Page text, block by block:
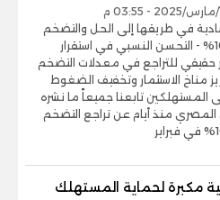
في طريقها إلى الحل والتضخم
ينخفض إلى 10% - التحسن النسبي في استقرار
حقيقي للتراجع في معدلات التضخم
مناخ الاستثمار وتخفيف الضغوط
المستهلكين تابعنا جميعاً ما نشره
المصري منذ أيام عن تراجع التضخم
مكبرة لحماية المستهلك